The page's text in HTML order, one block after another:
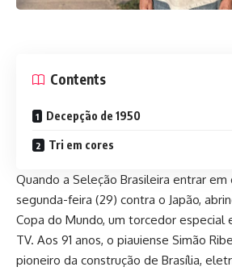
Contents
Decepção de 1950
Tri em cores
Quando a Seleção Brasileira entrar em
segunda-feira (29) contra o Japão,
Copa do Mundo, um torcedor especial
TV. Aos 91 anos, o piauiense Simão
pioneiro da construção de Brasília,